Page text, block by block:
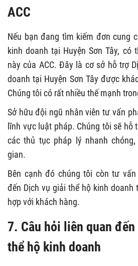
ACC
Nếu bạn đang tìm kiếm đơn cung
kinh doanh tại Huyện Sơn Tây, có
này của ACC. Đây là cơ sở hỗ trợ
doanh tại Huyện Sơn Tây được
Chúng tôi có rất nhiều thế mạnh
Sở hữu đội ngũ nhân viên tư vấn
lĩnh vực luật pháp. Chúng tôi sẽ hỗ
các thủ tục pháp lý nhanh
gian.
Bên cạnh đó chúng tôi còn tư
đến Dịch vụ giải thể hộ kinh doanh
hợp với khách hàng.
7. Câu hỏi liên quan
thể hộ kinh doanh